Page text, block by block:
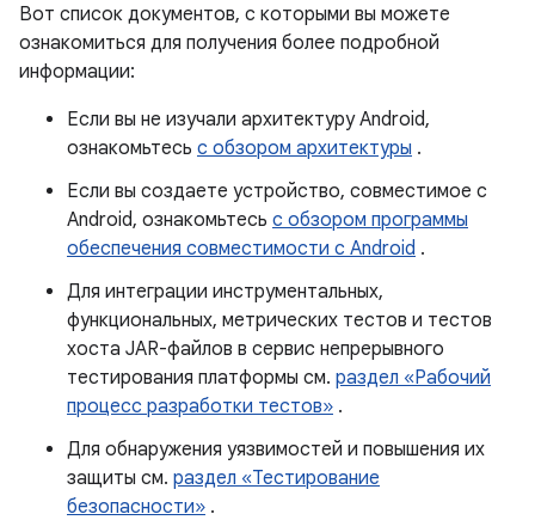
Вот список документов, с которыми вы можете
ознакомиться для получения более подробной
информации:
Если вы не изучали архитектуру Android,
ознакомьтесь с обзором архитектуры .
Если вы создаете устройство, совместимое с
Android, ознакомьтесь с обзором программы
обеспечения совместимости с Android .
Для интеграции инструментальных,
функциональных, метрических тестов и тестов
хоста JAR-файлов в сервис непрерывного
тестирования платформы см. раздел «Рабочий
процесс разработки тестов» .
Для обнаружения уязвимостей и повышения их
защиты см. раздел «Тестирование
безопасности» .